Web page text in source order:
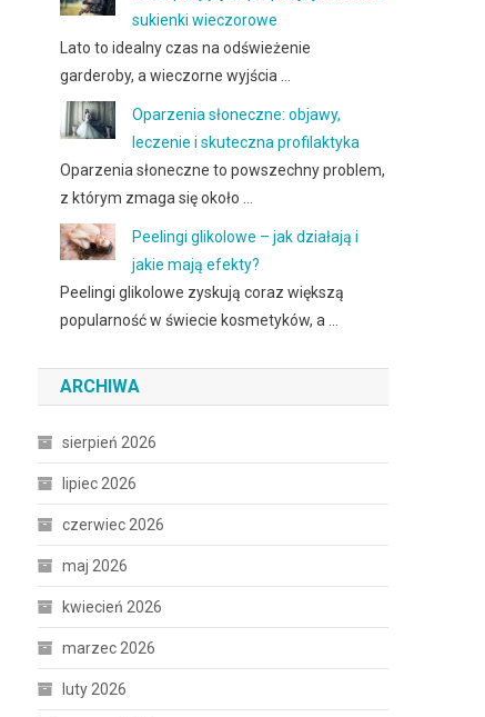
sukienki wieczorowe
Lato to idealny czas na odświeżenie
garderoby, a wieczorne wyjścia …
Oparzenia słoneczne: objawy,
leczenie i skuteczna profilaktyka
Oparzenia słoneczne to powszechny problem,
z którym zmaga się około …
Peelingi glikolowe – jak działają i
jakie mają efekty?
Peelingi glikolowe zyskują coraz większą
popularność w świecie kosmetyków, a …
ARCHIWA
sierpień 2026
lipiec 2026
czerwiec 2026
maj 2026
kwiecień 2026
marzec 2026
luty 2026